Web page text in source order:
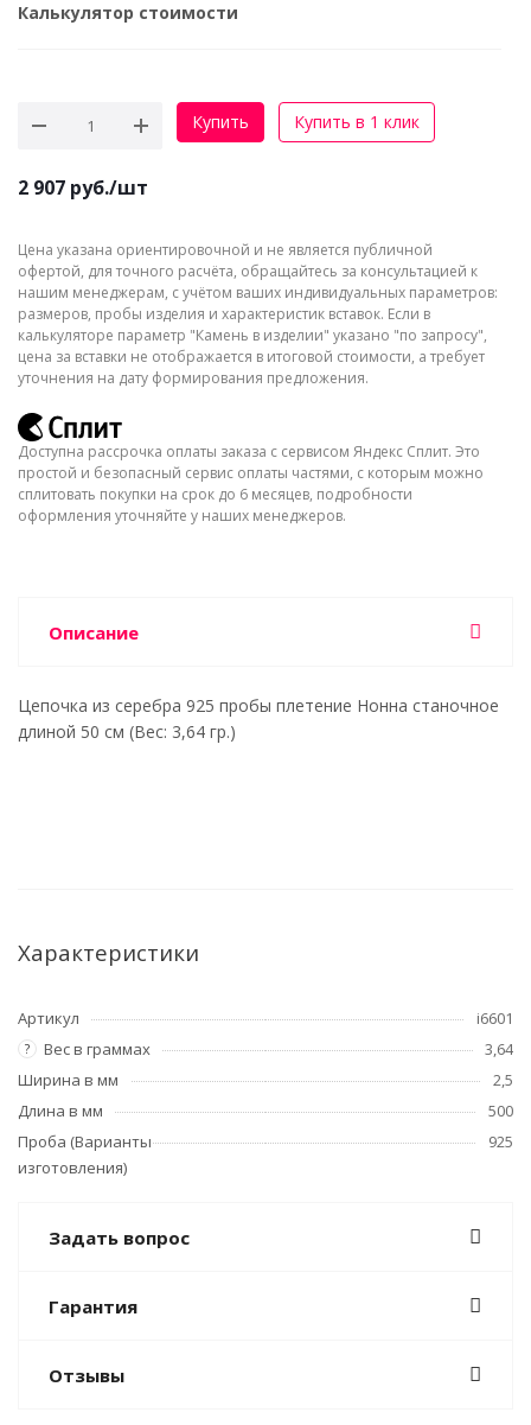
Калькулятор стоимости
Купить Купить в 1 клик
2 907 руб./шт
Цена указана ориентировочной и не является публичной
офертой, для точного расчёта, обращайтесь за консультацией к
нашим менеджерам, с учётом ваших индивидуальных параметров:
размеров, пробы изделия и характеристик вставок. Если в
калькуляторе параметр "Камень в изделии" указано "по запросу",
цена за вставки не отображается в итоговой стоимости, а требует
уточнения на дату формирования предложения.
Доступна рассрочка оплаты заказа с сервисом Яндекс Сплит. Это
простой и безопасный сервис оплаты частями, с которым можно
сплитовать покупки на срок до 6 месяцев, подробности
оформления уточняйте у наших менеджеров.
Описание
Цепочка из серебра 925 пробы плетение Нонна станочное
длиной 50 см (Вес: 3,64 гр.)
Характеристики
Артикул i6601
? Вес в граммах
3,64
Ширина в мм
2,5
Длина в мм
500
Проба (Варианты
изготовления)
925
Задать вопрос
Гарантия
Отзывы